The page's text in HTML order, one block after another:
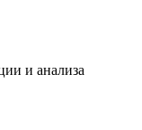
и анализа